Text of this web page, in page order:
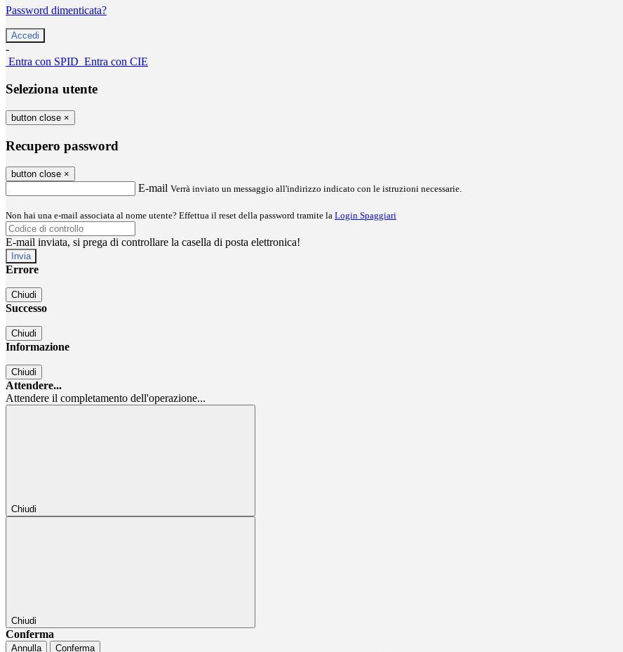
Password dimenticata?
-
Entra con SPID Entra con CIE
Seleziona utente
button close ×
Recupero password
button close ×
E-mail Verrà inviato un messaggio all'indirizzo indicato con le istruzioni necessarie.
Non hai una e-mail associata al nome utente? Effettua il reset della password tramite la Login Spaggiari
E-mail inviata, si prega di controllare la casella di posta elettronica!
Errore
Chiudi
Successo
Chiudi
Informazione
Chiudi
Attendere...
Attendere il completamento dell'operazione...
Chiudi
Chiudi
Conferma
Annulla Conferma